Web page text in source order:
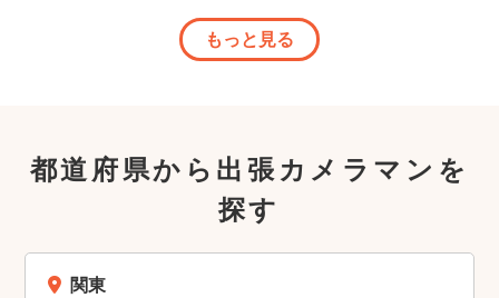
もっと見る
都道府県から出張カメラマンを
探す
関東